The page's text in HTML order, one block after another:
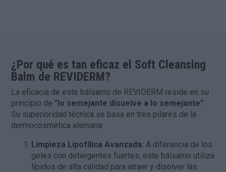
¿Por qué es tan eficaz el Soft Cleansing
Balm de REVIDERM?
La eficacia de este bálsamo de REVIDERM reside en su
principio de "lo semejante disuelve a lo semejante".
Su superioridad técnica se basa en tres pilares de la
dermocosmética alemana:
Limpieza Lipofílica Avanzada: A diferencia de los
geles con detergentes fuertes, este bálsamo utiliza
lípidos de alta calidad para atraer y disolver las